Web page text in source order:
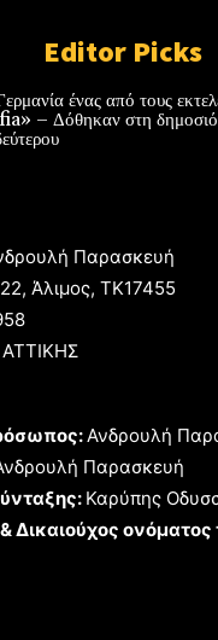
Editor Picks
ένας από τους
– Δόθηκαν στη
Παρασκευή
Άλιμος, TK17455
Ανδρουλή
Παρασκευή
Καρύπης
Δικαιούχος